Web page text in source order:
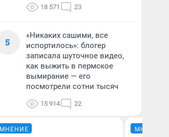
18 571 23
5
«Никаких сашими, все
испортилось»: блогер
записала шуточное видео,
как выжить в пермское
вымирание — его
посмотрели сотни тысяч
15 914 22
МНЕНИЕ МНЕНИЕ